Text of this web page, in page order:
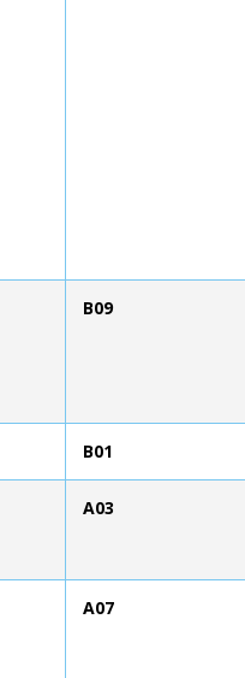
B09
B01
A03
A07